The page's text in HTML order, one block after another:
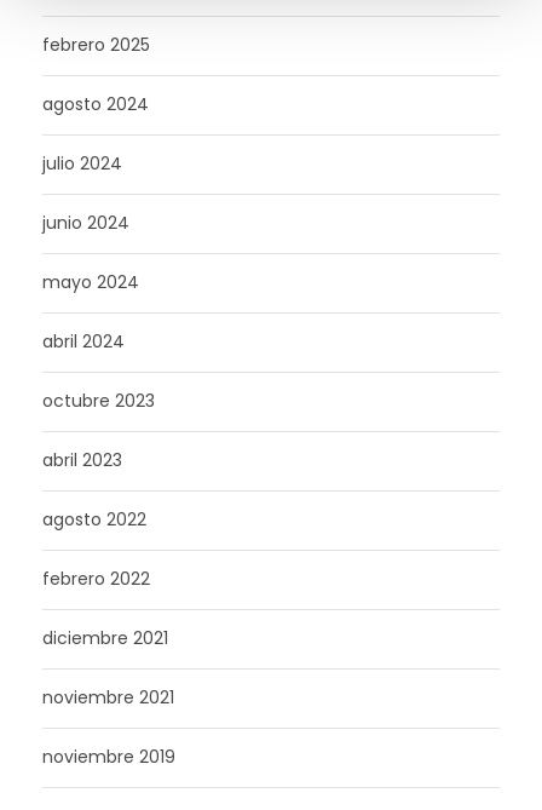
febrero 2025
agosto 2024
julio 2024
junio 2024
mayo 2024
abril 2024
octubre 2023
abril 2023
agosto 2022
febrero 2022
diciembre 2021
noviembre 2021
noviembre 2019